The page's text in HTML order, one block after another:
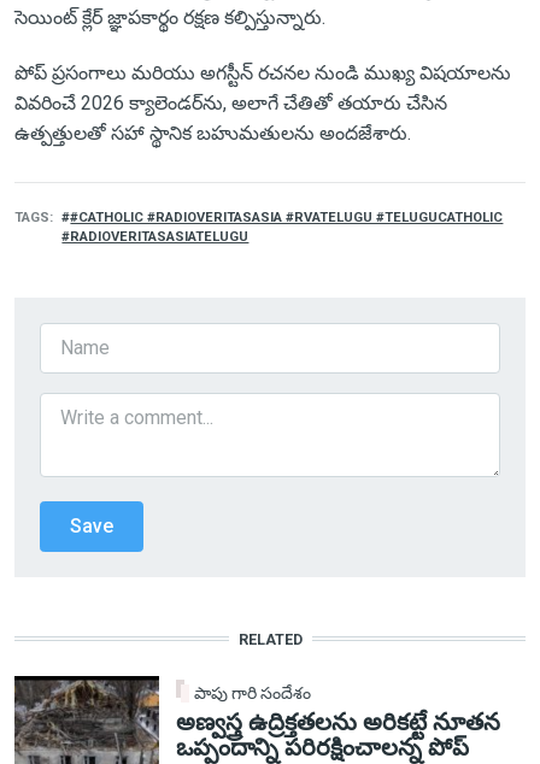
సెయింట్ క్లేర్ జ్ఞాపకార్థం రక్షణ కల్పిస్తున్నారు.
పోప్ ప్రసంగాలు మరియు అగస్టీన్ రచనల నుండి ముఖ్య విషయాలను
వివరించే 2026 క్యాలెండర్‌ను, అలాగే చేతితో తయారు చేసిన
ఉత్పత్తులతో సహా స్థానిక బహుమతులను అందజేశారు.
TAGS
#CATHOLIC #RADIOVERITASASIA #RVATELUGU #TELUGUCATHOLIC
#RADIOVERITASASIATELUGU
RELATED
పాపు గారి సందేశం
అణ్వస్త్ర ఉద్రిక్తతలను అరికట్టే నూతన
ఒప్పందాన్ని పరిరక్షించాలన్న పోప్